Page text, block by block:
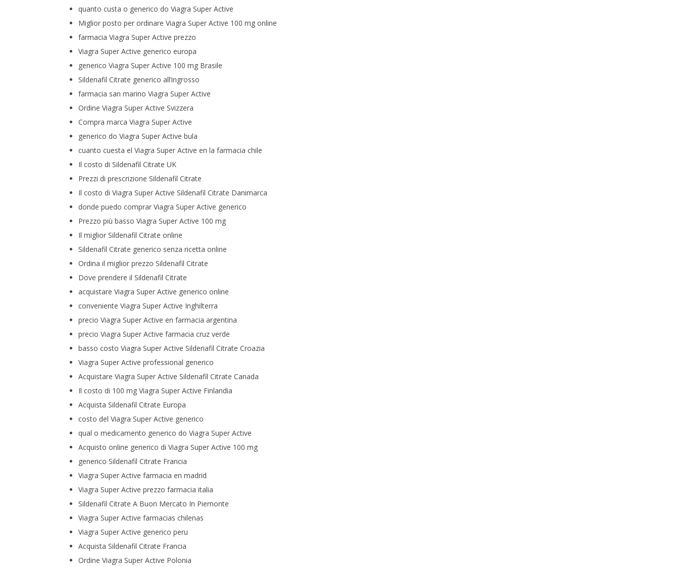
quanto custa o generico do Viagra Super Active
Miglior posto per ordinare Viagra Super Active 100 mg online
farmacia Viagra Super Active prezzo
Viagra Super Active generico europa
generico Viagra Super Active 100 mg Brasile
Sildenafil Citrate generico all’ingrosso
farmacia san marino Viagra Super Active
Ordine Viagra Super Active Svizzera
Compra marca Viagra Super Active
generico do Viagra Super Active bula
cuanto cuesta el Viagra Super Active en la farmacia chile
Il costo di Sildenafil Citrate UK
Prezzi di prescrizione Sildenafil Citrate
Il costo di Viagra Super Active Sildenafil Citrate Danimarca
donde puedo comprar Viagra Super Active generico
Prezzo più basso Viagra Super Active 100 mg
Il miglior Sildenafil Citrate online
Sildenafil Citrate generico senza ricetta online
Ordina il miglior prezzo Sildenafil Citrate
Dove prendere il Sildenafil Citrate
acquistare Viagra Super Active generico online
conveniente Viagra Super Active Inghilterra
precio Viagra Super Active en farmacia argentina
precio Viagra Super Active farmacia cruz verde
basso costo Viagra Super Active Sildenafil Citrate Croazia
Viagra Super Active professional generico
Acquistare Viagra Super Active Sildenafil Citrate Canada
Il costo di 100 mg Viagra Super Active Finlandia
Acquista Sildenafil Citrate Europa
costo del Viagra Super Active generico
qual o medicamento generico do Viagra Super Active
Acquisto online generico di Viagra Super Active 100 mg
generico Sildenafil Citrate Francia
Viagra Super Active farmacia en madrid
Viagra Super Active prezzo farmacia italia
Sildenafil Citrate A Buon Mercato In Piemonte
Viagra Super Active farmacias chilenas
Viagra Super Active generico peru
Acquista Sildenafil Citrate Francia
Ordine Viagra Super Active Polonia